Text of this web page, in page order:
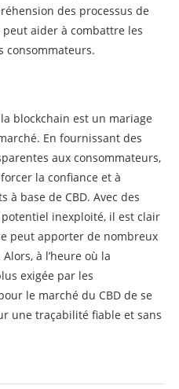
des processus de
aider à combattre les
consommateurs.
blockchain est un mariage
En fournissant des
aux consommateurs,
la confiance et à
base de CBD. Avec des
inexploité, il est clair
peut apporter de nombreux
à l’heure où la
exigée par les
le marché du CBD de se
une traçabilité fiable et sans